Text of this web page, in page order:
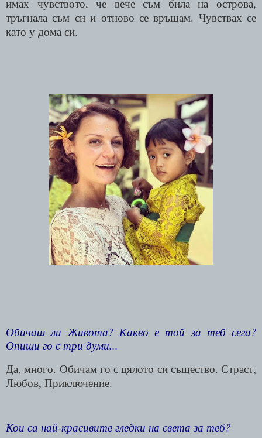
имах чувството, че вече съм била на острова,
тръгнала съм си и отново се връщам. Чувствах се
като у дома си.
Обичаш ли Живота? Какво е той за теб сега?
Опиши го с три думи...
Да, много. Обичам го с цялото си същество. Страст,
Любов, Приключение.
Кои са най-красивите гледки на света за теб?